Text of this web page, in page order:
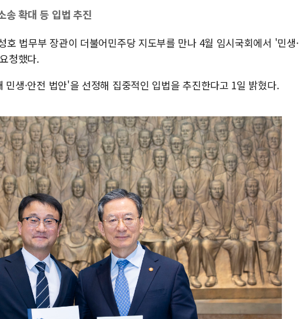
송 확대 등 입법 추진
법무부 장관이 더불어민주당 지도부를 만나 4월 임시국회에서 '민생·
청했다.
생·안전 법안'을 선정해 집중적인 입법을 추진한다고 1일 밝혔다.